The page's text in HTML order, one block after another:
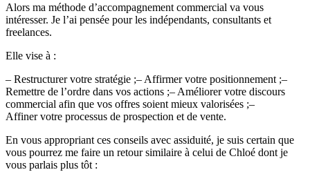
Alors ma méthode d’accompagnement commercial va vous
intéresser. Je l’ai pensée pour les indépendants, consultants et
freelances.
Elle vise à :
– Restructurer votre stratégie ;– Affirmer votre positionnement ;–
Remettre de l’ordre dans vos actions ;– Améliorer votre discours
commercial afin que vos offres soient mieux valorisées ;–
Affiner votre processus de prospection et de vente.
En vous appropriant ces conseils avec assiduité, je suis certain que
vous pourrez me faire un retour similaire à celui de Chloé dont je
vous parlais plus tôt :